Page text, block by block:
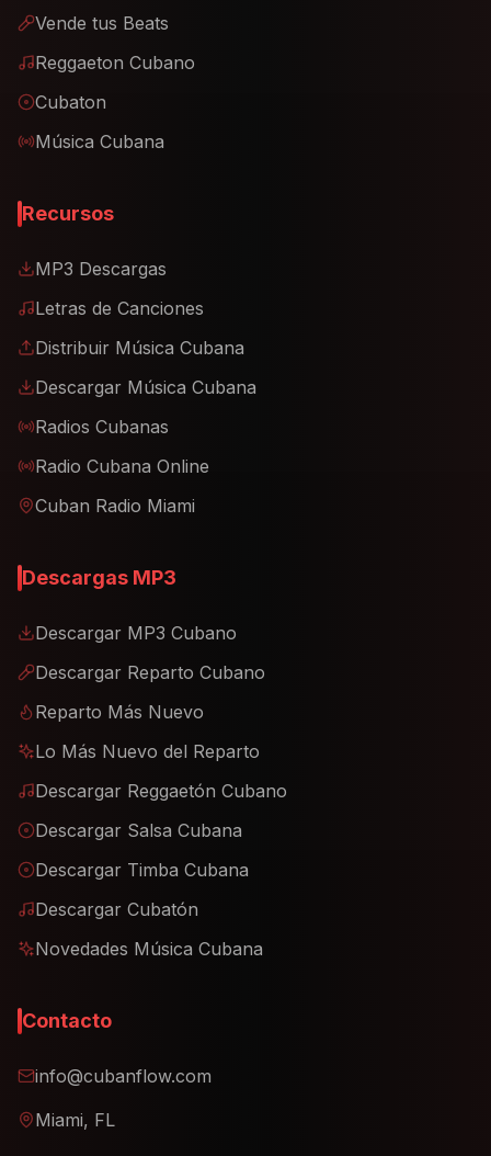
Vende tus Beats
Reggaeton Cubano
Cubaton
Música Cubana
Recursos
MP3 Descargas
Letras de Canciones
Distribuir Música Cubana
Descargar Música Cubana
Radios Cubanas
Radio Cubana Online
Cuban Radio Miami
Descargas MP3
Descargar MP3 Cubano
Descargar Reparto Cubano
Reparto Más Nuevo
Lo Más Nuevo del Reparto
Descargar Reggaetón Cubano
Descargar Salsa Cubana
Descargar Timba Cubana
Descargar Cubatón
Novedades Música Cubana
Contacto
info@cubanflow.com
Miami, FL